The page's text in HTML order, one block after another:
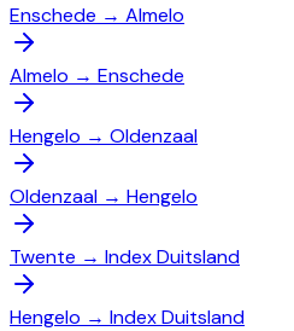
Enschede → Almelo
Almelo → Enschede
Hengelo → Oldenzaal
Oldenzaal → Hengelo
Twente → Index Duitsland
Hengelo → Index Duitsland